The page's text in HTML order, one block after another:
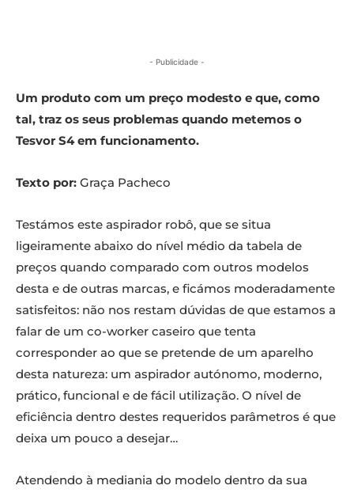
- Publicidade -
Um produto com um preço modesto e que, como
tal, traz os seus problemas quando metemos o
Tesvor S4 em funcionamento.
Texto por: Graça Pacheco
Testámos este aspirador robô, que se situa
ligeiramente abaixo do nível médio da tabela de
preços quando comparado com outros modelos
desta e de outras marcas, e ficámos moderadamente
satisfeitos: não nos restam dúvidas de que estamos a
falar de um co-worker caseiro que tenta
corresponder ao que se pretende de um aparelho
desta natureza: um aspirador autónomo, moderno,
prático, funcional e de fácil utilização. O nível de
eficiência dentro destes requeridos parâmetros é que
deixa um pouco a desejar…
Atendendo à mediania do modelo dentro da sua